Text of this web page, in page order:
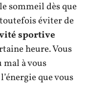
sommeil dès que
éviter de
sportive
heure. Vous
à vous
que vous